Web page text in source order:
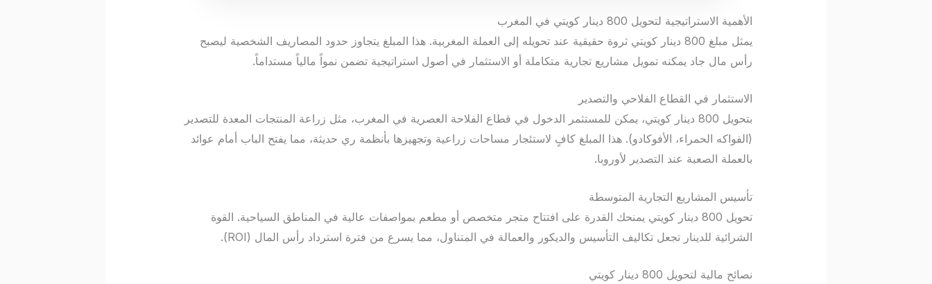
الأهمية الاستراتيجية لتحويل 800 دينار كويتي في المغرب
يمثل مبلغ 800 دينار كويتي ثروة حقيقية عند تحويله إلى العملة المغربية. هذا المبلغ يتجاوز حدود المصاريف الشخصية ليصبح
رأس مال جاد يمكنه تمويل مشاريع تجارية متكاملة أو الاستثمار في أصول استراتيجية تضمن نمواً مالياً مستداماً.
الاستثمار في القطاع الفلاحي والتصدير
بتحويل 800 دينار كويتي، يمكن للمستثمر الدخول في قطاع الفلاحة العصرية في المغرب، مثل زراعة المنتجات المعدة للتصدير
(الفواكه الحمراء، الأفوكادو). هذا المبلغ كافٍ لاستئجار مساحات زراعية وتجهيزها بأنظمة ري حديثة، مما يفتح الباب أمام عوائد
بالعملة الصعبة عند التصدير لأوروبا.
تأسيس المشاريع التجارية المتوسطة
تحويل 800 دينار كويتي يمنحك القدرة على افتتاح متجر متخصص أو مطعم بمواصفات عالية في المناطق السياحية. القوة
الشرائية للدينار تجعل تكاليف التأسيس والديكور والعمالة في المتناول، مما يسرع من فترة استرداد رأس المال (ROI).
نصائح مالية لتحويل 800 دينار كويتي